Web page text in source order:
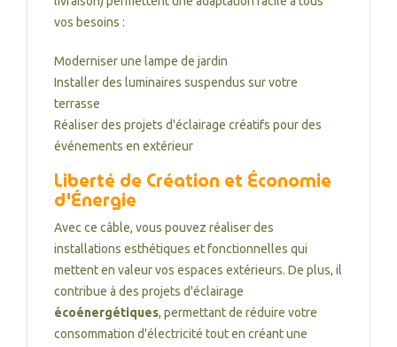
vos besoins :
Moderniser une lampe de jardin
Installer des luminaires suspendus sur votre
terrasse
Réaliser des projets d'éclairage créatifs pour des
événements en extérieur
Liberté de Création et Économie
d'Énergie
Avec ce câble, vous pouvez réaliser des
installations esthétiques et fonctionnelles qui
mettent en valeur vos espaces extérieurs. De plus, il
contribue à des projets d'éclairage
écoénergétiques, permettant de réduire votre
consommation d'électricité tout en créant une